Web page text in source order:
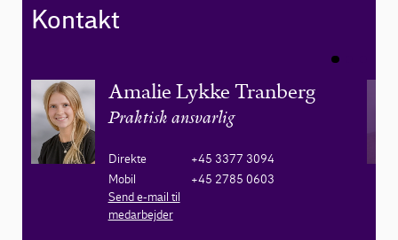
Kontakt
Amalie Lykke Tranberg
Praktisk ansvarlig
Direkte
+45 3377 3094
Mobil
+45 2785 0603
Send e-mail til
medarbejder